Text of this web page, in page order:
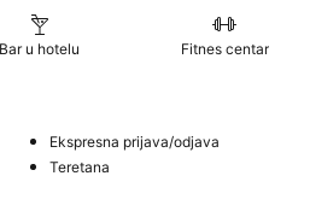
Bar u hotelu Fitnes centar
Ekspresna prijava/odjava
Teretana